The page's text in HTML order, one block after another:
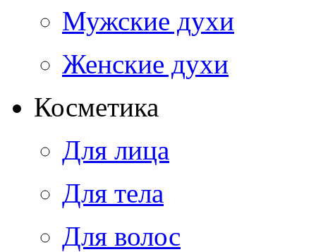
Мужские духи
Женские духи
Косметика
Для лица
Для тела
Для волос